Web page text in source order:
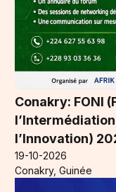
Conakry: FONI
l’Innovation)
19-10-2026
Conakry, Guinée